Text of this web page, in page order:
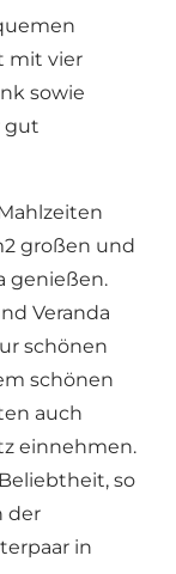
mit vier
sowie
gut
großen und
genießen.
Veranda
schönen
schönen
auch
einnehmen.
so
der
in